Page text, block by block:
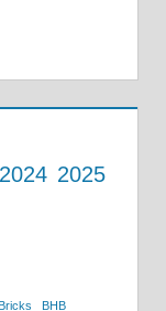
2024 2025
BHB